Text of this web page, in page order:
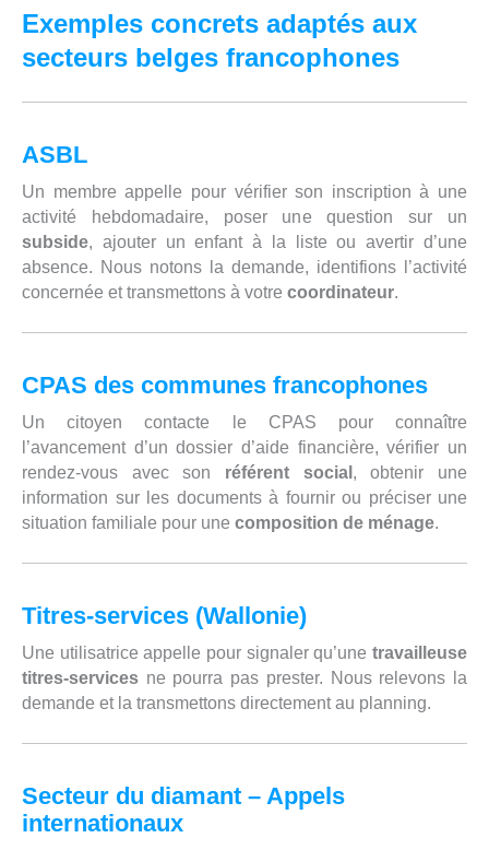
Exemples concrets adaptés aux
secteurs belges francophones
ASBL
Un membre appelle pour vérifier son inscription à une
activité hebdomadaire, poser une question sur un
subside, ajouter un enfant à la liste ou avertir d’une
absence. Nous notons la demande, identifions l’activité
concernée et transmettons à votre coordinateur.
CPAS des communes francophones
Un citoyen contacte le CPAS pour connaître
l’avancement d’un dossier d’aide financière, vérifier un
rendez-vous avec son référent social , obtenir une
information sur les documents à fournir ou préciser une
situation familiale pour une composition de ménage.
Titres-services (Wallonie)
Une utilisatrice appelle pour signaler qu’une travailleuse
titres-services ne pourra pas prester. Nous relevons la
demande et la transmettons directement au planning.
Secteur du diamant – Appels
internationaux